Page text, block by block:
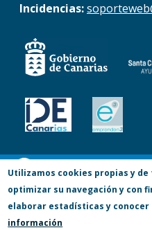
Incidencias:
© Copyright 2017.
reservados.
Accesibilidad
Utilizamos cookies propias y
optimizar su navegación y con
elaborar estadísticas y conocer
información